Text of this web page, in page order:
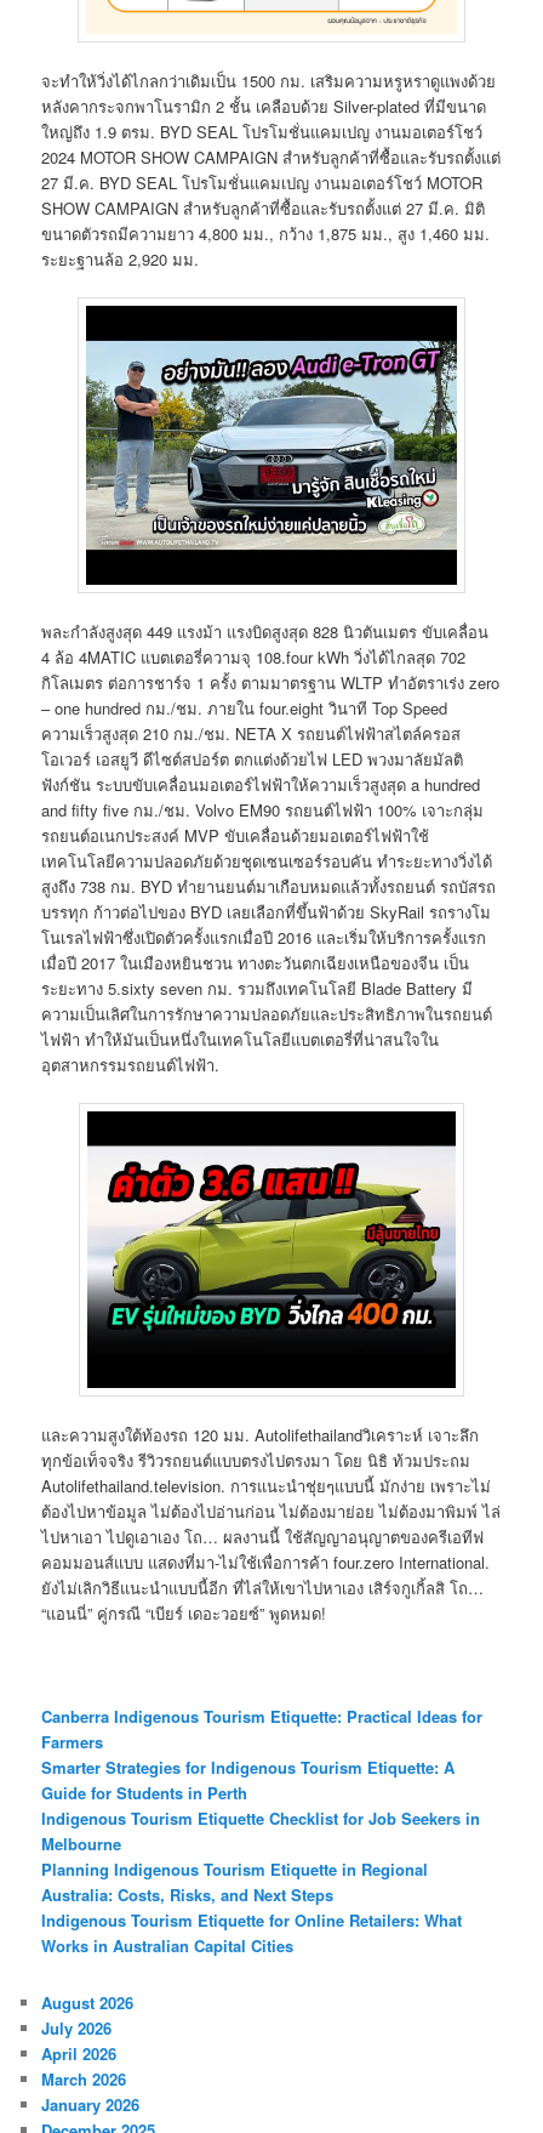
จะทำให้วิ่งได้ไกลกว่าเดิมเป็น 1500 กม. เสริมความหรูหราดูแพงด้วย
หลังคากระจกพาโนรามิก 2 ชั้น เคลือบด้วย Silver-plated ที่มีขนาด
ใหญ่ถึง 1.9 ตรม. BYD SEAL โปรโมชั่นแคมเปญ งานมอเตอร์โชว์
2024 MOTOR SHOW CAMPAIGN สำหรับลูกค้าที่ซื้อและรับรถตั้งแต่
27 มี.ค. BYD SEAL โปรโมชั่นแคมเปญ งานมอเตอร์โชว์ MOTOR
SHOW CAMPAIGN สำหรับลูกค้าที่ซื้อและรับรถตั้งแต่ 27 มี.ค. มิติ
ขนาดตัวรถมีความยาว 4,800 มม., กว้าง 1,875 มม., สูง 1,460 มม.
ระยะฐานล้อ 2,920 มม.
พละกำลังสูงสุด 449 แรงม้า แรงบิดสูงสุด 828 นิวตันเมตร ขับเคลื่อน
4 ล้อ 4MATIC แบตเตอรี่ความจุ 108.four kWh วิ่งได้ไกลสุด 702
กิโลเมตร ต่อการชาร์จ 1 ครั้ง ตามมาตรฐาน WLTP ทำอัตราเร่ง zero
– one hundred กม./ชม. ภายใน four.eight วินาที Top Speed
ความเร็วสูงสุด 210 กม./ชม. NETA X รถยนต์ไฟฟ้าสไตล์ครอส
โอเวอร์ เอสยูวี ดีไซต์สปอร์ต ตกแต่งด้วยไฟ LED พวงมาลัยมัลติ
ฟังก์ชัน ระบบขับเคลื่อนมอเตอร์ไฟฟ้าให้ความเร็วสูงสุด a hundred
and fifty five กม./ชม. Volvo EM90 รถยนต์ไฟฟ้า 100% เจาะกลุ่ม
รถยนต์อเนกประสงค์ MVP ขับเคลื่อนด้วยมอเตอร์ไฟฟ้าใช้
เทคโนโลยีความปลอดภัยด้วยชุดเซนเซอร์รอบคัน ทำระยะทางวิ่งได้
สูงถึง 738 กม. BYD ทำยานยนต์มาเกือบหมดแล้วทั้งรถยนต์ รถบัสรถ
บรรทุก ก้าวต่อไปของ BYD เลยเลือกที่ขึ้นฟ้าด้วย SkyRail รถรางโม
โนเรลไฟฟ้าซึ่งเปิดตัวครั้งแรกเมื่อปี 2016 และเริ่มให้บริการครั้งแรก
เมื่อปี 2017 ในเมืองหยินชวน ทางตะวันตกเฉียงเหนือของจีน เป็น
ระยะทาง 5.sixty seven กม. รวมถึงเทคโนโลยี Blade Battery มี
ความเป็นเลิศในการรักษาความปลอดภัยและประสิทธิภาพในรถยนต์
ไฟฟ้า ทำให้มันเป็นหนึ่งในเทคโนโลยีแบตเตอรี่ที่น่าสนใจใน
อุตสาหกรรมรถยนต์ไฟฟ้า.
และความสูงใต้ท้องรถ 120 มม. Autolifethailandวิเคราะห์ เจาะลึก
ทุกข้อเท็จจริง รีวิวรถยนต์แบบตรงไปตรงมา โดย นิธิ ท้วมประถม
Autolifethailand.television. การแนะนำชุ่ยๆแบบนี้ มักง่าย เพราะไม่
ต้องไปหาข้อมูล ไม่ต้องไปอ่านก่อน ไม่ต้องมาย่อย ไม่ต้องมาพิมพ์ ไล่
ไปหาเอา ไปดูเอาเอง โถ… ผลงานนี้ ใช้สัญญาอนุญาตของครีเอทีฟ
คอมมอนส์แบบ แสดงที่มา-ไม่ใช้เพื่อการค้า four.zero International.
ยังไม่เลิกวิธีแนะนำแบบนี้อีก ที่ไล่ให้เขาไปหาเอง เสิร์จกูเกิ้ลสิ โถ…
“แอนนี่” คู่กรณี “เบียร์ เดอะวอยซ์” พูดหมด!
Canberra Indigenous Tourism Etiquette: Practical Ideas for
Farmers
Smarter Strategies for Indigenous Tourism Etiquette: A
Guide for Students in Perth
Indigenous Tourism Etiquette Checklist for Job Seekers in
Melbourne
Planning Indigenous Tourism Etiquette in Regional
Australia: Costs, Risks, and Next Steps
Indigenous Tourism Etiquette for Online Retailers: What
Works in Australian Capital Cities
August 2026
July 2026
April 2026
March 2026
January 2026